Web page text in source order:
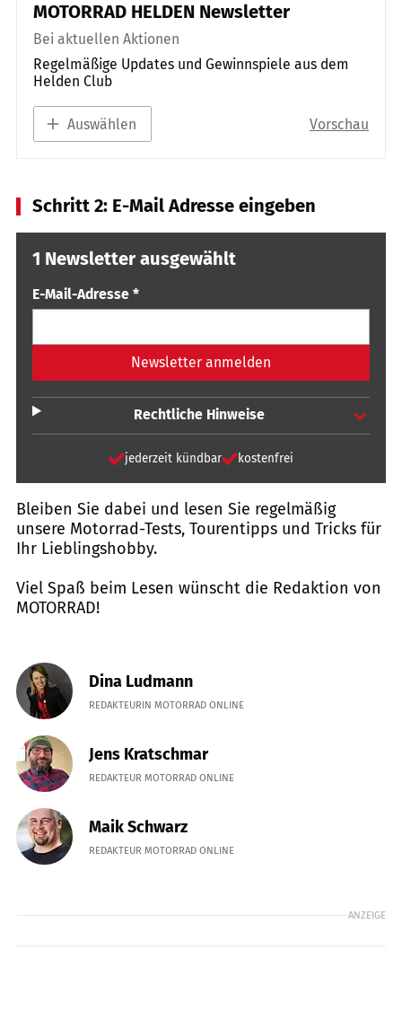
MOTORRAD HELDEN Newsletter
Bei aktuellen Aktionen
Regelmäßige Updates und Gewinnspiele aus dem
Helden Club
Auswählen Vorschau
Schritt 2: E-Mail Adresse eingeben
1 Newsletter ausgewählt
E-Mail-Adresse *
Newsletter anmelden
Rechtliche Hinweise
jederzeit kündbar kostenfrei
Bleiben Sie dabei und lesen Sie regelmäßig
unsere Motorrad-Tests, Tourentipps und Tricks für
Ihr Lieblingshobby.
Viel Spaß beim Lesen wünscht die Redaktion von
MOTORRAD!
Dina Ludmann
REDAKTEURIN MOTORRAD ONLINE
Jens Kratschmar
REDAKTEUR MOTORRAD ONLINE
Maik Schwarz
REDAKTEUR MOTORRAD ONLINE
ANZEIGE